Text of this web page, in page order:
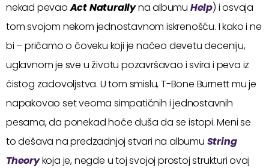
nekad pevaoAct Naturallyna albumu Help) i osvaja
tom svojom nekom jednostavnom iskrenošću. I kako i ne
bi – pričamo o čoveku koji je načeo devetu deceniju,
uglavnom je sve u životu pozavršavao i svira i peva iz
čistog zadovoljstva. U tom smislu, T-Bone Burnett mu je
napakovao set veoma simpatičnih i jednostavnih
pesama, da ponekad hoće duša da se istopi. Meni se
to dešava na predzadnjoj stvari na albumu String
Theorykoja je, negde u toj svojoj prostoj strukturi ovaj